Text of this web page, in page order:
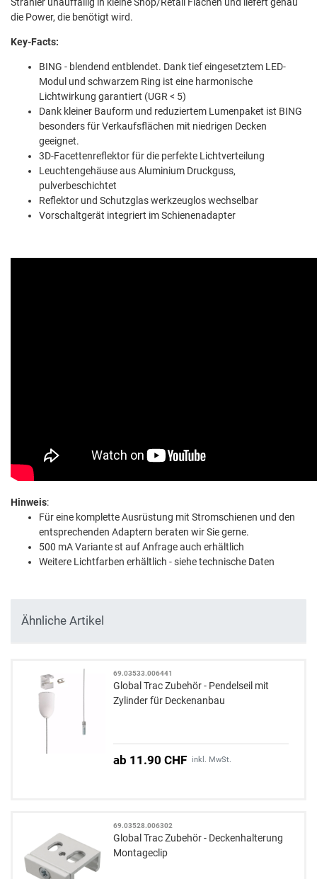
die Power, die benötigt wird.
Key-Facts:
BING - blendend entblendet. Dank tief eingesetztem LED-
Modul und schwarzem Ring ist eine harmonische
Lichtwirkung garantiert (UGR < 5)
Dank kleiner Bauform und reduziertem Lumenpaket ist BING
besonders für Verkaufsflächen mit niedrigen Decken
geeignet.
3D-Facettenreflektor für die perfekte Lichtverteilung
Leuchtengehäuse aus Aluminium Druckguss,
pulverbeschichtet
Reflektor und Schutzglas werkzeuglos wechselbar
Vorschaltgerät integriert im Schienenadapter
Hinweis:
Für eine komplette Ausrüstung mit Stromschienen und den
entsprechenden Adaptern beraten wir Sie gerne.
500 mA Variante st auf Anfrage auch erhältlich
Weitere Lichtfarben erhältlich - siehe technische Daten
Ähnliche Artikel
69.03533.006441
Global Trac Zubehör - Pendelseil mit
Zylinder für Deckenanbau
ab 11.90 CHF inkl. MwSt.
69.03528.006302
Global Trac Zubehör - Deckenhalterung
Montageclip